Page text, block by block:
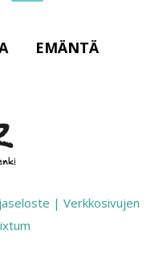
EMÄNTÄ
| Verkkosivujen